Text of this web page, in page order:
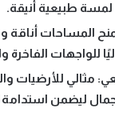
طبيعية أنيقة.
المساحات أناقة
للواجهات الفاخرة
: مثالي للأرضيات
ليضمن